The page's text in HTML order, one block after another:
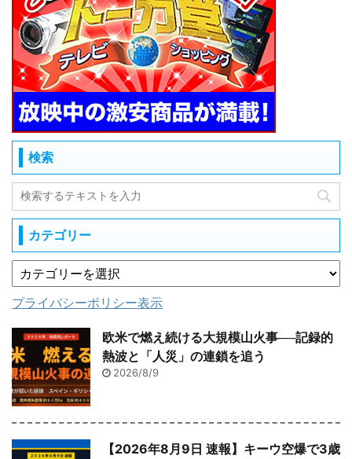
検索
カテゴリー
プライバシーポリシー表示
欧米で燃え続ける大規模山火事──記録的
熱波と「人災」の連鎖を追う
2026/8/9
【2026年8月9日 速報】キーウ空爆で3歳